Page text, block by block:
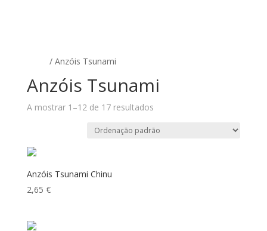
/ Anzóis Tsunami
Anzóis Tsunami
A mostrar 1–12 de 17 resultados
Anzóis Tsunami Chinu
2,65 €